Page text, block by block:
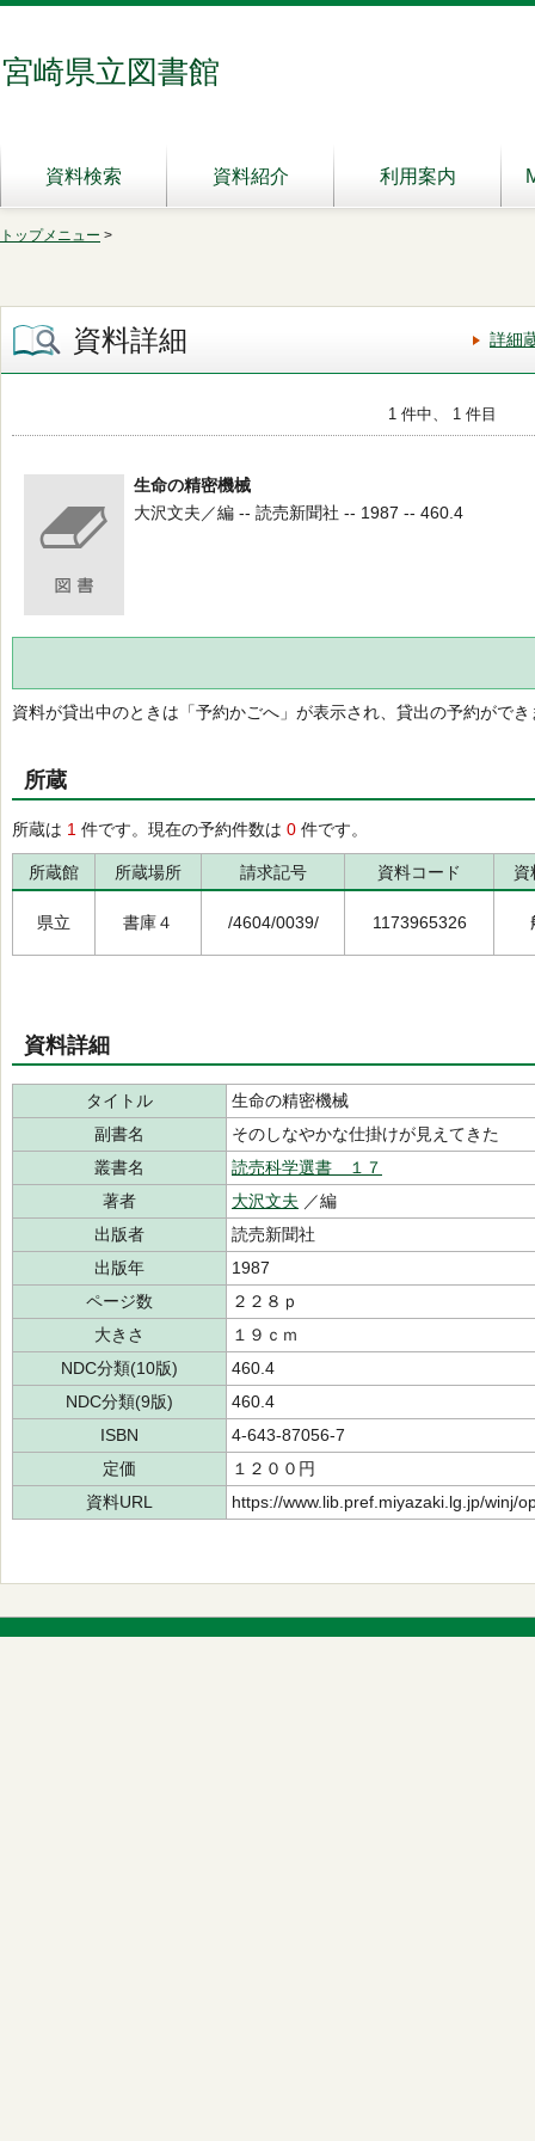
宮崎県立図書館
資料検索 資料紹介 利用案内
トップメニュー >
資料詳細 詳細
1 件中、 1 件目
生命の精密機械
大沢文夫／編 -- 読売新聞社 -- 1987 -- 460.4
資料が貸出中のときは「予約かごへ」が表示され、貸出の予約ができ
所蔵
所蔵は 1 件です。現在の予約件数は 0 件です。
所蔵館 所蔵場所 請求記号 資料コード 資
県立 書庫４ /4604/0039/ 1173965326
資料詳細
タイトル
生命の精密機械
副書名
そのしなやかな仕掛けが見えてきた
叢書名
読売科学選書 １７
著者
大沢文夫 ／編
出版者
読売新聞社
出版年
1987
ページ数
２２８ｐ
大きさ
１９ｃｍ
NDC分類(10版)
460.4
NDC分類(9版)
460.4
ISBN
4-643-87056-7
定価
１２００円
資料URL
https://www.lib.pref.miyazaki.lg.jp/winj/